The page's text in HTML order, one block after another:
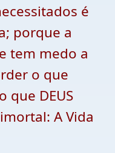
é
porque a
tem medo a
o que
que DEUS
A Vida